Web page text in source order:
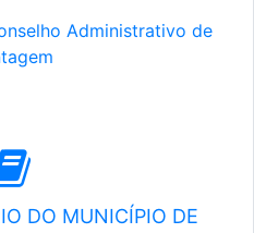
Administrativo de
DO MUNICÍPIO DE